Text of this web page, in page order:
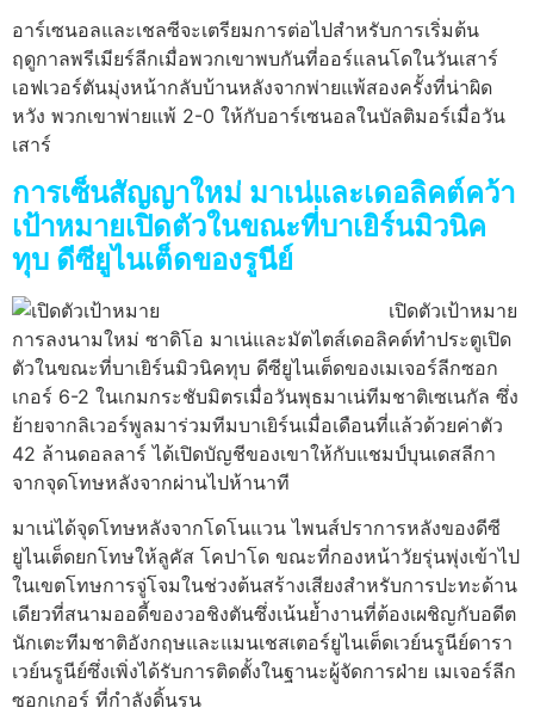
อาร์เซนอลและเชลซีจะเตรียมการต่อไปสำหรับการเริ่มต้น
ฤดูกาลพรีเมียร์ลีกเมื่อพวกเขาพบกันที่ออร์แลนโดในวันเสาร์
เอฟเวอร์ตันมุ่งหน้ากลับบ้านหลังจากพ่ายแพ้สองครั้งที่น่าผิด
หวัง พวกเขาพ่ายแพ้ 2-0 ให้กับอาร์เซนอลในบัลติมอร์เมื่อวัน
เสาร์
การเซ็นสัญญาใหม่ มาเน่และเดอลิคต์คว้า
เป้าหมายเปิดตัวในขณะที่บาเยิร์นมิวนิค
ทุบ ดีซียูไนเต็ดของรูนีย์
เปิดตัวเป้าหมาย
การลงนามใหม่ ซาดิโอ มาเน่และมัตไตส์เดอลิคต์ทำประตูเปิด
ตัวในขณะที่บาเยิร์นมิวนิคทุบ ดีซียูไนเต็ดของเมเจอร์ลีกซอก
เกอร์ 6-2 ในเกมกระชับมิตรเมื่อวันพุธมาเน่ทีมชาติเซเนกัล ซึ่ง
ย้ายจากลิเวอร์พูลมาร่วมทีมบาเยิร์นเมื่อเดือนที่แล้วด้วยค่าตัว
42 ล้านดอลลาร์ ได้เปิดบัญชีของเขาให้กับแชมป์บุนเดสลีกา
จากจุดโทษหลังจากผ่านไปห้านาที
มาเน่ได้จุดโทษหลังจากโดโนแวน ไพนส์ปราการหลังของดีซี
ยูไนเต็ดยกโทษให้ลูคัส โคปาโด ขณะที่กองหน้าวัยรุ่นพุ่งเข้าไป
ในเขตโทษการจู่โจมในช่วงต้นสร้างเสียงสำหรับการปะทะด้าน
เดียวที่สนามออดี้ของวอชิงตันซึ่งเน้นย้ำงานที่ต้องเผชิญกับอดีต
นักเตะทีมชาติอังกฤษและแมนเชสเตอร์ยูไนเต็ดเวย์นรูนีย์ดารา
เวย์นรูนีย์ซึ่งเพิ่งได้รับการติดตั้งในฐานะผู้จัดการฝ่าย เมเจอร์ลีก
ซอกเกอร์ ที่กำลังดิ้นรน